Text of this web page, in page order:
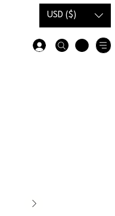
USD ($)